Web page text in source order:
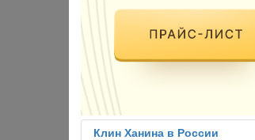
Клин Ханина в России